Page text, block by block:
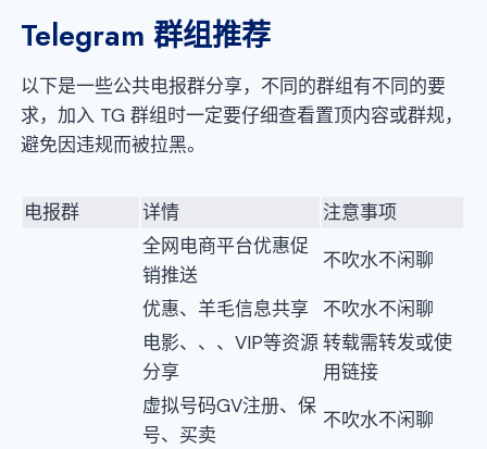
Telegram 群组推荐
以下是一些公共电报群分享，不同的群组有不同的要
求，加入 TG 群组时一定要仔细查看置顶内容或群规，
避免因违规而被拉黑。
电报群 详情
注意事项
全网电商平台优惠促
销推送
不吹水不闲聊
优惠、羊毛信息共享
不吹水不闲聊
电影、、、VIP等资源
分享
转载需转发或使
用链接
虚拟号码GV注册、保
号、买卖
不吹水不闲聊